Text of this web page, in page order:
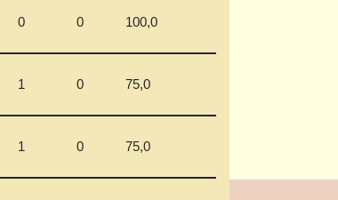
0 0 100,0
1 0 75,0
1 0 75,0